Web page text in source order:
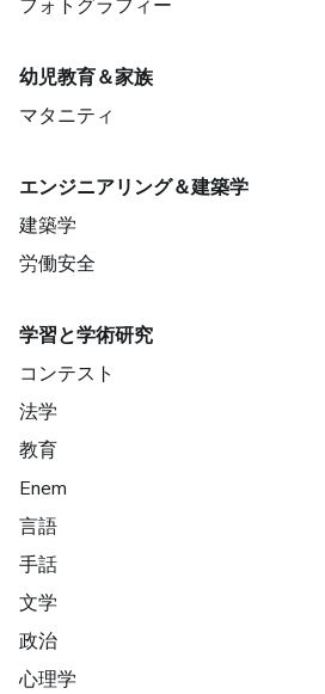
フォトグラフィー
幼児教育＆家族
マタニティ
エンジニアリング＆建築学
建築学
労働安全
学習と学術研究
コンテスト
法学
教育
Enem
言語
手話
文学
政治
心理学